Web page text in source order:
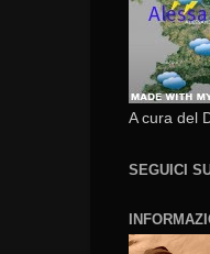
A cura del
SEGUICI